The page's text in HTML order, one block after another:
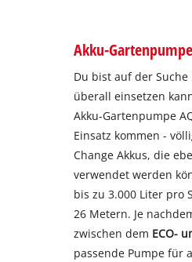
Akku-
Du bist auf der
überall einsetzen
Akku-Gartenpumpe
Einsatz kommen -
Change Akkus, die
verwendet werden
bis zu 3.000 Liter pro
26 Metern. Je
zwischen dem ECO-
passende Pumpe für